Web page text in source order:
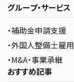
グループ・サービス
・補助金申請支援
・外国人整備士雇用
・M&A・事業承継
おすすめ記事